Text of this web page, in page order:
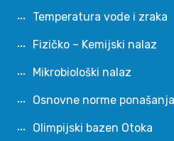
Temperatura vode i zraka
Fizičko – Kemijski nalaz
Mikrobiološki nalaz
Osnovne norme
Olimpijski bazen Otoka